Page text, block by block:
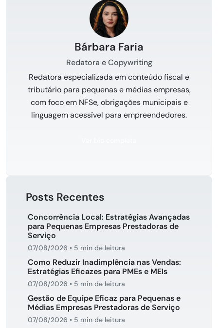
Bárbara Faria
Redatora e Copywriting
Redatora especializada em conteúdo fiscal e
tributário para pequenas e médias empresas,
com foco em NFSe, obrigações municipais e
linguagem acessível para empreendedores.
Posts Recentes
Concorrência Local: Estratégias Avançadas
para Pequenas Empresas Prestadoras de
Serviço
07/08/2026 • 5 min de leitura
Como Reduzir Inadimplência nas Vendas:
Estratégias Eficazes para PMEs e MEIs
07/08/2026 • 5 min de leitura
Gestão de Equipe Eficaz para Pequenas e
Médias Empresas Prestadoras de Serviço
07/08/2026 • 5 min de leitura